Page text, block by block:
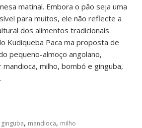
matinal. Embora o pão seja uma
para muitos, ele não reflecte a
dos alimentos tradicionais
Kudiqueba Paca ma proposta de
pequeno-almoço angolano,
milho, bombó e ginguba,
ginguba, mandioca, milho